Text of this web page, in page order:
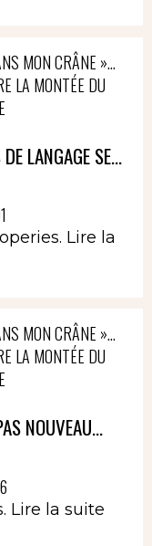
MON CRÂNE »…
LA MONTÉE DU
LANGAGE SE...
Lire la
MON CRÂNE »…
LA MONTÉE DU
NOUVEAU...
Lire la suite